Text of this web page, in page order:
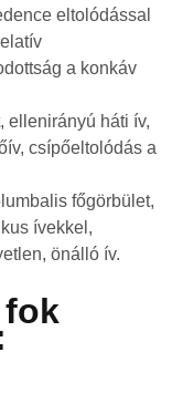
eltolódással
a konkáv
ellenirányú háti ív,
csípőeltolódás a
főgörbület,
ívekkel,
önálló ív.